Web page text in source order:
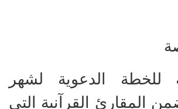
للخطة الدعوية لشهر
المقارئ القرآنية التى